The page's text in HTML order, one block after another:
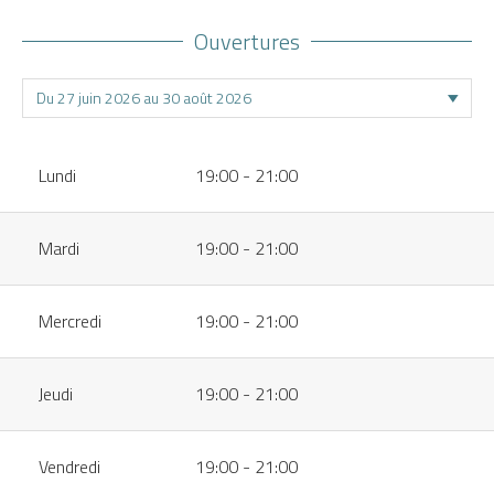
Ouvertures
Lundi 19:00 - 21:00
Mardi 19:00 - 21:00
Mercredi 19:00 - 21:00
Jeudi 19:00 - 21:00
Vendredi 19:00 - 21:00